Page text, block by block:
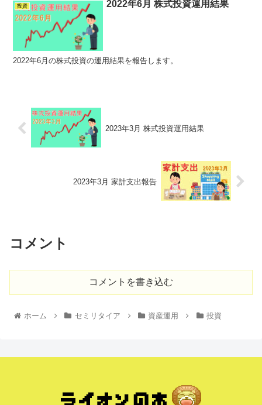
投資 2022年6月 株式投資運用結果
2022年6月の株式投資の運用結果を報告します。
2023年3月 株式投資運用結果
2023年3月 家計支出報告
コメント
コメントを書き込む
ホーム セミリタイア 資産運用 投資